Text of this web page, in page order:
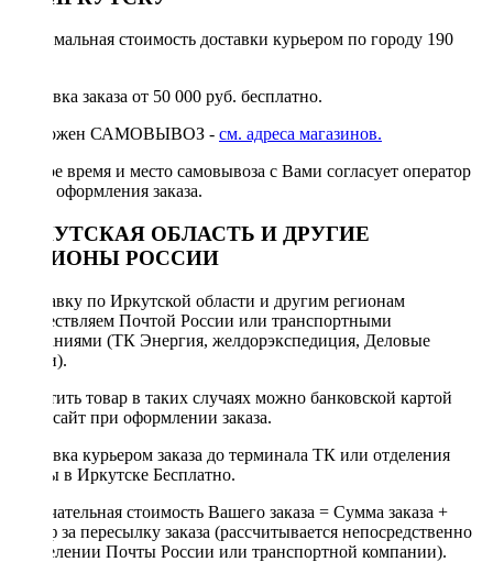
Минимальная стоимость доставки курьером по городу 190
Доставка заказа от 50 000 руб. бесплатно.
Возможен САМОВЫВОЗ - см. адреса магазинов.
Точное время и место самовывоза с Вами согласует оператор
после оформления заказа.
ИРКУТСКАЯ ОБЛАСТЬ И ДРУГИЕ
РЕГИОНЫ РОССИИ
Отправку по Иркутской области и другим регионам
осуществляем Почтой России или транспортными
компаниями (ТК Энергия, желдорэкспедиция, Деловые
линии).
Оплатить товар в таких случаях можно банковской картой
через сайт при оформлении заказа.
Доставка курьером заказа до терминала ТК или отделения
Почты в Иркутске Бесплатно.
Окончательная стоимость Вашего заказа = Сумма заказа +
Тариф за пересылку заказа (рассчитывается непосредственно
в отделении Почты России или транспортной компании).